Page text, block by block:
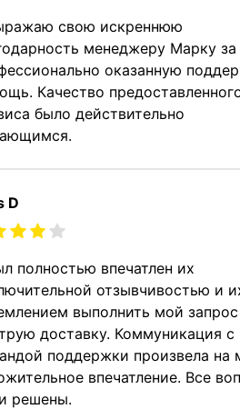
свою искреннюю
менеджеру Марку за
оказанную
Качество
было действительно
D
полностью впечатлен их
отзывчивостью и
выполнить мой запрос
доставку. Коммуникация с
поддержки произвела на
впечатление. Все
решены.